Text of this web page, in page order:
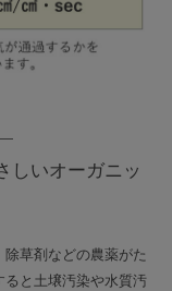
しいオーガニッ
草剤などの農薬がた
ると土壌汚染や水質汚